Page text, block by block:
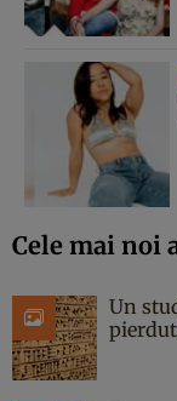
Cele mai noi
Un